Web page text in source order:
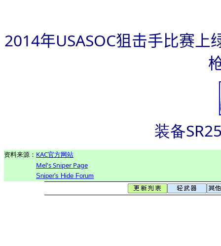
2014年USASOC狙击手比赛
装备
资料来源： KAC官方网站
Mel's Sniper Page
Sniper's Hide Forum